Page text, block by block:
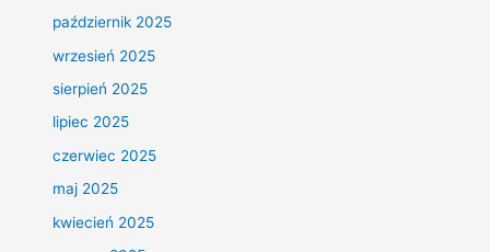
październik 2025
wrzesień 2025
sierpień 2025
lipiec 2025
czerwiec 2025
maj 2025
kwiecień 2025